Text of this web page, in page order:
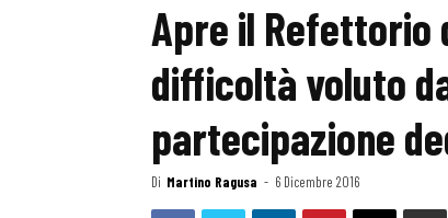
Apre il Refettorio
difficoltà voluto
partecipazione
Di Martino Ragusa - 6 Dicembre 2016